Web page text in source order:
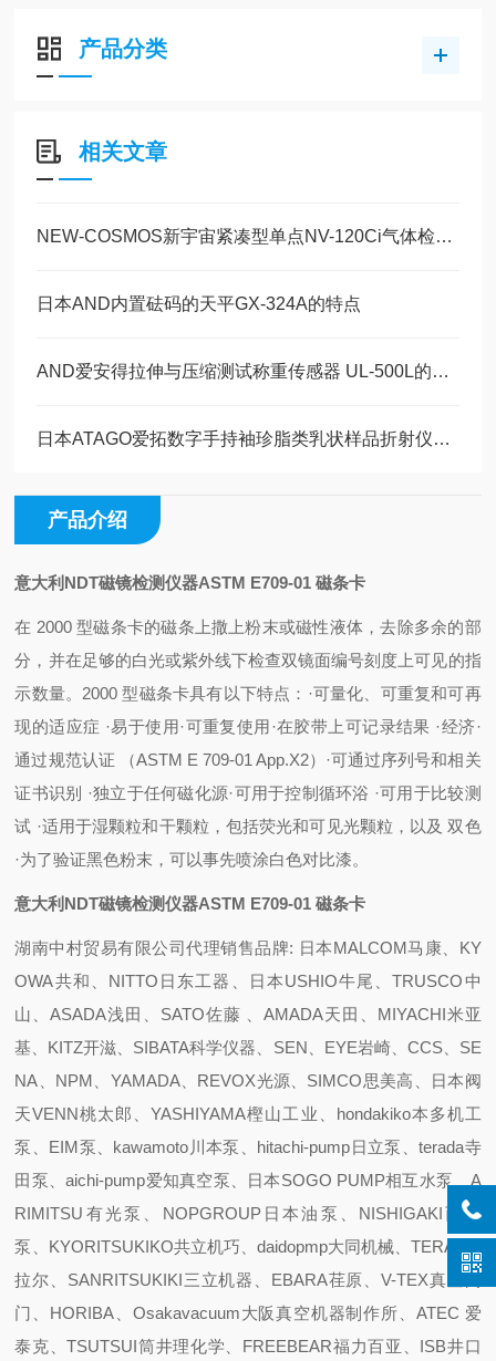
产品分类
相关文章
NEW-COSMOS新宇宙紧凑型单点NV-120Ci气体检测报警器的特点
日本AND内置砝码的天平GX-324A的特点
AND爱安得拉伸与压缩测试称重传感器 UL-500L的操作使用
日本ATAGO爱拓数字手持袖珍脂类乳状样品折射仪PAL-S的操作使用
产品介绍
意大利NDT磁镜检测仪器ASTM E709-01 磁条卡
在 2000 型磁条卡的磁条上撒上粉末或磁性液体，去除多余的部
分，并在足够的白光或紫外线下检查双镜面编号刻度上可见的指
示数量。 2000 型磁条卡具有以下特点： ·可量化、可重复和可再
现的适应症 ·易于使用·可重复使用 ·在胶带 上可记录结果 ·经济·
通过规范认证 （ASTM E 709-01 App.X2） ·可通过序列号和相关
证书识别 ·独立于任何磁化源·可用于控制循环浴 ·可用于比较测
试 ·适用于湿颗粒和干颗粒，包括荧光和可见光颗粒，以及 双色
·为了验证黑色粉末，可以事先喷涂白色对比漆。
意大利NDT磁镜检测仪器ASTM E709-01 磁条卡
湖南中村贸易有限公司代理销售品牌: 日本MALCOM马康、KY
OWA共和、NITTO日东工器、日本USHIO牛尾、TRUSCO中
山、ASADA浅田、SATO佐藤 、AMADA天田、MIYACHI米亚
基、KITZ开滋、SIBATA科学仪器、SEN、EYE岩崎、CCS、SE
NA、NPM、YAMADA、REVOX光源、SIMCO思美高、日本阀
天VENN桃太郎、YASHIYAMA樫山工业、hondakiko本多机工
泵、EIM泵、kawamoto川本泵、hitachi-pump日立泵、terada寺
田泵、aichi-pump爱知真空泵、日本SOGO PUMP相互水泵、A
RIMITSU有光泵、NOPGROUP日本油泵、NISHIGAKI西坦
泵、KYORITSUKIKO共立机巧、daidopmp大同机械、TERAL泰
拉尔、SANRITSUKIKI三立机器、EBARA荏原、V-TEX真空阀
门、HORIBA、Osakavacuum大阪真空机器制作所、ATEC 爱
泰克、TSUTSUI筒井理化学、FREEBEAR福力百亚、ISB井口